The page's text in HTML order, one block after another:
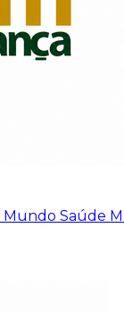
Mundo Saúde